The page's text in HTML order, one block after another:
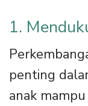
1.
penting
anak